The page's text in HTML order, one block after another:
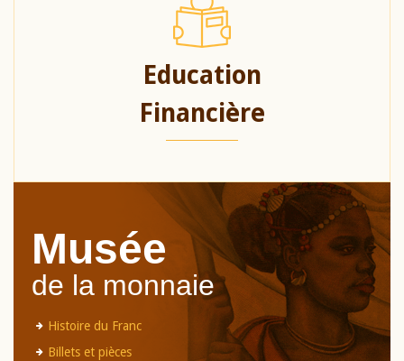
Education
Financière
Musée
de la monnaie
Histoire du Franc
Billets et pièces